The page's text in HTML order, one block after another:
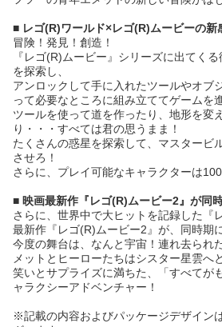
■ レゴ(R)ワールド×レゴ(R)ムービーの新
冒険！発見！創造！
『レゴ(R)ムービー』シリーズに出てく
を探索し、
アンロックして手に入れたツールやオブ
って必要なところに組み立ててゲームを
ツールを使って道を作ったり、地形を変
り・・・すべては君の思うまま！
たくさんの惑星を探索して、マスタービ
させろ！
さらに、プレイ可能なキャラクターは100
■ 映画最新作『レゴ(R)ムービー2』が同
さらに、世界中で大ヒットを記録した『
最新作『レゴ(R)ムービー2』が、同時期
今度の舞台は、なんと宇宙！連れ去られ
メットとヒーローたちはシスター星雲へ
笑いとサプライズに満ちた、「すべてが
ャラクシーアドベンチャー！
※記載の内容およびパッケージデザイン